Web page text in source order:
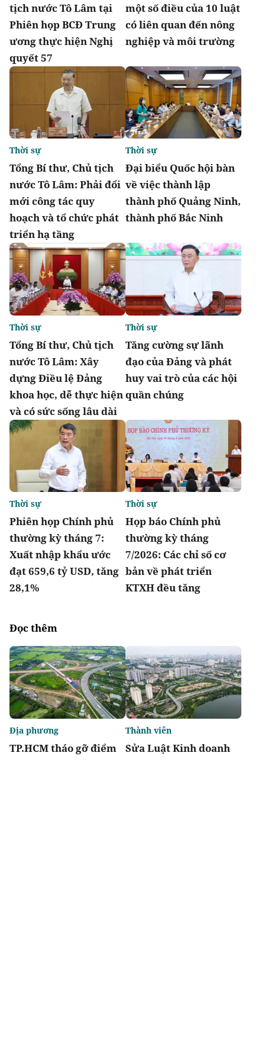
tịch nước Tô Lâm tại
Phiên họp BCĐ Trung
ương thực hiện Nghị
quyết 57
một số điều của 10 luật
có liên quan đến nông
nghiệp và môi trường
Tổng Bí thư, Chủ tịch
nước Tô Lâm: Phải đổi
mới công tác quy
hoạch và tổ chức phát
triển hạ tầng
Thời sự
Đại biểu Quốc hội bàn
về việc thành lập
thành phố Quảng Ninh,
thành phố Bắc Ninh
Thời sự
Tổng Bí thư, Chủ tịch
nước Tô Lâm: Xây
dựng Điều lệ Đảng
khoa học, dễ thực hiện
và có sức sống lâu dài
Thời sự
Tăng cường sự lãnh
đạo của Đảng và phát
huy vai trò của các hội
quần chúng
Thời sự
Phiên họp Chính phủ
thường kỳ tháng 7:
Xuất nhập khẩu ước
đạt 659,6 tỷ USD, tăng
28,1%
Thời sự
Họp báo Chính phủ
thường kỳ tháng
7/2026: Các chỉ số cơ
bản về phát triển
KTXH đều tăng
Thời sự
Đọc thêm
TP.HCM tháo gỡ điểm
Địa phương
Sửa Luật Kinh doanh
Thành viên